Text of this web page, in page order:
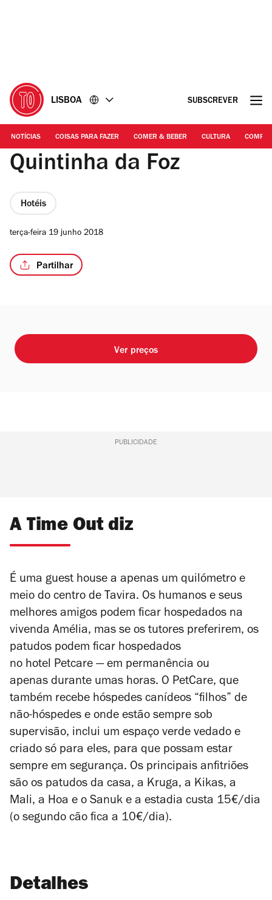
LISBOA SUBSCREVER
NOTÍCIAS COISAS PARA FAZER COMER & BEBER CULTURA
Quintinha da Foz
Hotéis
terça-feira 19 junho 2018
Partilhar
Ver preços
PUBLICIDADE
A Time Out diz
É uma guest house a apenas um quilómetro e
meio do centro de Tavira. Os humanos e seus
melhores amigos podem ficar hospedados na
vivenda Amélia, mas se os tutores preferirem, os
patudos podem ficar hospedados
no hotel Petcare — em permanência ou
apenas durante umas horas. O PetCare, que
também recebe hóspedes canídeos “filhos” de
não-hóspedes e onde estão sempre sob
supervisão, inclui um espaço verde vedado e
criado só para eles, para que possam estar
sempre em segurança. Os principais anfitriões
são os patudos da casa, a Kruga, a Kikas, a
Mali, a Hoa e o Sanuk e a estadia custa 15€/dia
(o segundo cão fica a 10€/dia).
Detalhes